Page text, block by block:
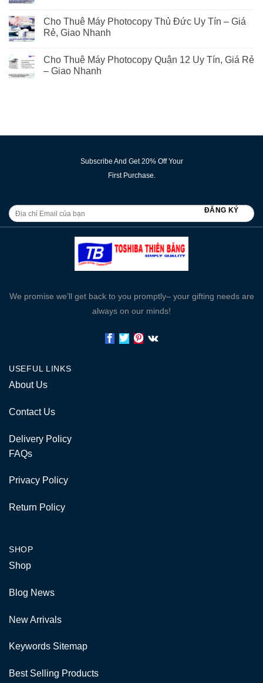
Cho Thuê Máy Photocopy Thủ Đức Uy Tín – Giá
Rẻ, Giao Nhanh
Cho Thuê Máy Photocopy Quận 12 Uy Tín, Giá Rẻ
– Giao Nhanh
Subscribe And Get 20% Off Your
First Purchase.
We promise we’ll get back to you promptly– your gifting needs are
always on our minds!
USEFUL LINKS
About Us
Contact Us
Delivery Policy
FAQs
Privacy Policy
Return Policy
SHOP
Shop
Blog News
New Arrivals
Keywords Sitemap
Best Selling Products